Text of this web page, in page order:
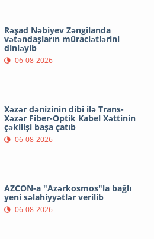
Rəşad Nəbiyev Zəngilanda
vətəndaşların müraciətlərini
dinləyib
06-08-2026
Xəzər dənizinin dibi ilə Trans-
Xəzər Fiber-Optik Kabel Xəttinin
çəkilişi başa çatıb
06-08-2026
AZCON-a "Azərkosmos"la bağlı
yeni səlahiyyətlər verilib
06-08-2026